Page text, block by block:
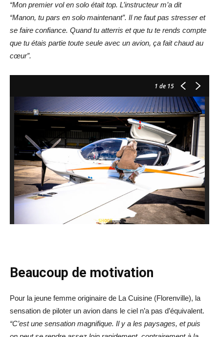
“Mon premier vol en solo était top. L’instructeur m’a dit
“Manon, tu pars en solo maintenant”. Il ne faut pas stresser et
se faire confiance. Quand tu atterris et que tu te rends compte
que tu étais partie toute seule avec un avion, ça fait chaud au
cœur”.
1 de 15
Beaucoup de motivation
Pour la jeune femme originaire de La Cuisine (Florenville), la
sensation de piloter un avion dans le ciel n’a pas d’équivalent.
“C’est une sensation magnifique. Il y a les paysages, et puis